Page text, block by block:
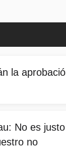
la
No es
no